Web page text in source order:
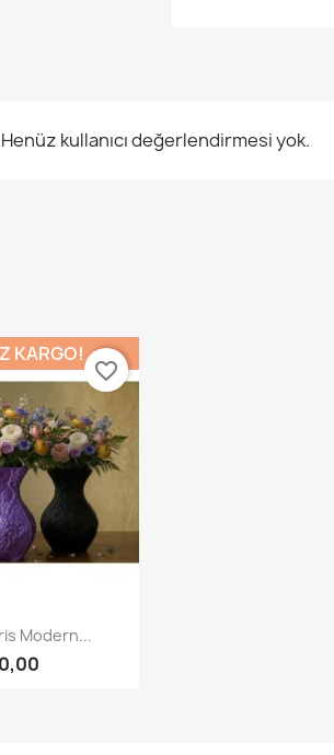
Henüz kullanıcı değerlendirmesi yok.
Görünüm
Modern...
KARGO!
favorite_border